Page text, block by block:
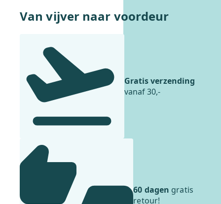
Van vijver naar voordeur
Gratis verzending
vanaf 30,-
60 dagen gratis
retour!